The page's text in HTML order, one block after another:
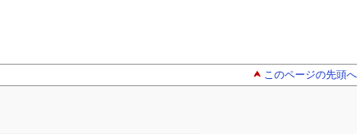
このページの先頭へ